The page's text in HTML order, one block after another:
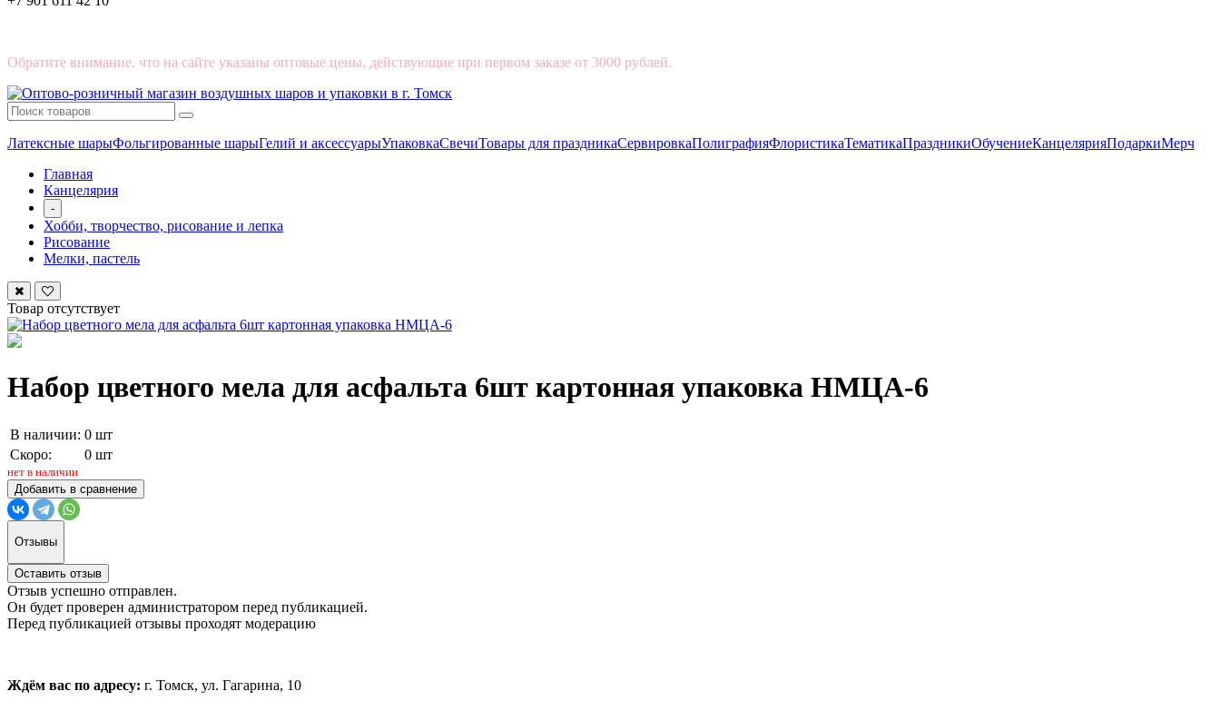
Обратите внимание, что на сайте указаны оптовые цены, действующие при первом заказе от 3000 рублей.
Латексные шарыФольгированные шарыГелий и аксессуарыУпаковкаСвечиТовары для праздникаСервировкаПолиграфияФлористикаТематикаПраздникиОбучениеКанцелярияПодаркиМерч
Главная
Канцелярия
-
Хобби, творчество, рисование и лепка
Рисование
Мелки, пастель
Товар отсутствует
Набор цветного мела для асфальта 6шт картонная упаковка НМЦА-6
В наличии: 0 шт
Скоро:
0 шт
нет в наличии
Добавить в сравнение
Отзывы
Оставить отзыв
Отзыв успешно отправлен.
Он будет проверен администратором перед публикацией.
Перед публикацией отзывы проходят модерацию
Ждём вас по адресу: г. Томск, ул. Гагарина, 10